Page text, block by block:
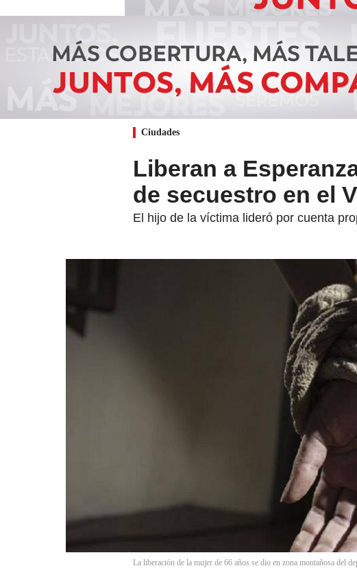
Ciudades
Liberan a
de secuestro en el
El hijo de la víctima lideró por cuenta
La liberación de la mujer de 66 años se dio en zona montañosa del